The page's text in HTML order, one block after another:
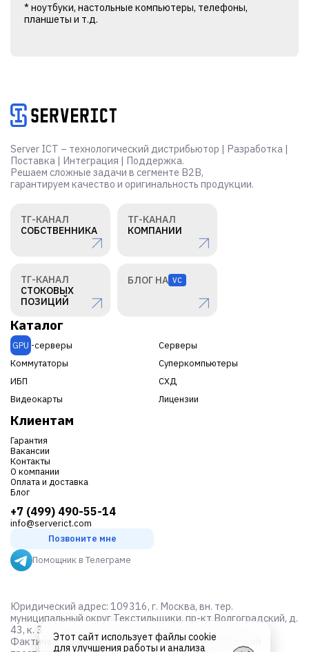
* ноутбуки, настольные компьютеры, телефоны,
планшеты и т.д.
Этот сайт использует файлы cookie
для улучшения работы и анализа
Server ICT – технологический дистрибьютор | Разработка |
Поставка | Интеграция | Поддержка.
Решаем сложные задачи в сегменте B2B,
гарантируем качество и оригинальность продукции.
ТГ-КАНАЛ
СОБСТВЕННИКА
ТГ-КАНАЛ
КОМПАНИИ
ТГ-КАНАЛ
СТОКОВЫХ
ПОЗИЦИЙ
БЛОГ НА VC
Каталог
GPU -серверы
Серверы
Коммутаторы
Суперкомпьютеры
ИБП
СХД
Видеокарты
Лицензии
Клиентам
Гарантия
Вакансии
Контакты
О компании
Оплата и доставка
Блог
+7 (499) 490-55-14
info@serverict.com
Позвоните мне
Помощник в Телеграме
Юридический адрес: 109316, г. Москва, вн. тер.
муниципальный округ Текстильщики, пр-кт Волгоградский, д.
43, к. 3
Фактический адрес: г. Москва, ЮВАО, Волгоградский